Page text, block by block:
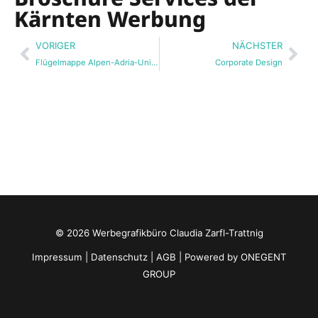
Kärnten Werbung
Zurück
VORIGER
Flügelmappe Alpen-Adria-Universität Klagenfurt
NÄCHSTER
Corporate Design
© 2026 Werbegrafikbüro Claudia Zarfl-Trattnig
Impressum Datenschutz| AGB | Powered by ONEGENT
GROUP